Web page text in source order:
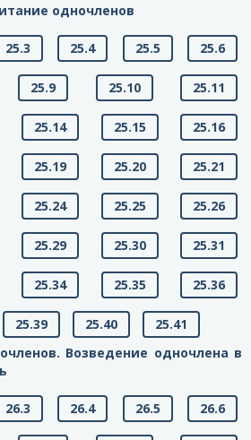
одночленов
25.3 25.4 25.5 25.6
25.9 25.10 25.11
25.14 25.15 25.16
25.19 25.20 25.21
25.24 25.25 25.26
25.29 25.30 25.31
25.34 25.35 25.36
25.39 25.40
25.41
Возведение одночлена в
26.3 26.4 26.5 26.6